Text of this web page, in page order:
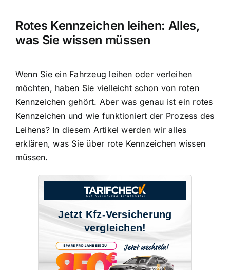
Rotes Kennzeichen leihen: Alles,
was Sie wissen müssen
Wenn Sie ein Fahrzeug leihen oder verleihen
möchten, haben Sie vielleicht schon von roten
Kennzeichen gehört. Aber was genau ist ein rotes
Kennzeichen und wie funktioniert der Prozess des
Leihens? In diesem Artikel werden wir alles
erklären, was Sie über rote Kennzeichen wissen
müssen.
Jetzt Kfz-Versicherung
vergleichen!